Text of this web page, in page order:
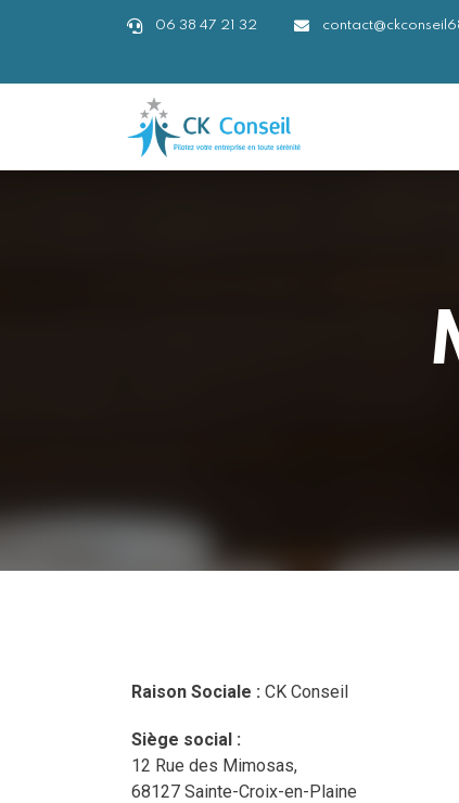
06 38 47 21 32
Raison Sociale : CK Conseil
Siège social :
12 Rue des Mimosas,
68127 Sainte-Croix-en-Plaine